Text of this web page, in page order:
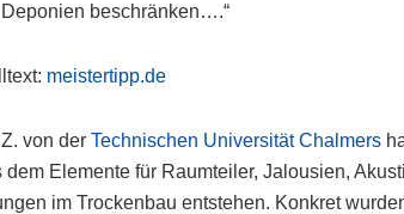
beschränken….“
meistertipp.de
von derTechnischen Universität Chalmers
dem Elemente für Raumteiler, Jalousien,
im Trockenbau entstehen. Konkret